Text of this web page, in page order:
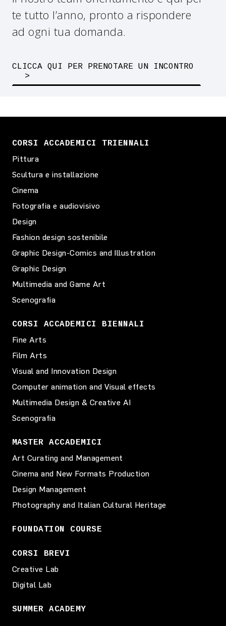
te tutto l’anno, pronto a rispondere
ad ogni tua domanda.
CLICCA QUI PER PRENOTARE UN INCONTRO
CORSI ACCADEMICI TRIENNALI
Pittura
Scultura e installazione
Cinema
Fotografia e audiovisivo
Design
Fashion design sostenibile
Graphic Design-Comics and Illustration
Graphic Design
Multimedia and Game Art
Scenografia
CORSI ACCADEMICI BIENNALI
Fine Arts
Film Arts
Visual and Innovation Design
Computer animation and Visual effects
Multimedia Design & Creative AI
Scenografia
MASTER ACCADEMICI
Art Curating and Management
Cinema and New Formats Production
Design Management
Photography and Italian Cultural Heritage
FOUNDATION COURSE
CORSI BREVI
Creative Lab
Digital Lab
SUMMER ACADEMY